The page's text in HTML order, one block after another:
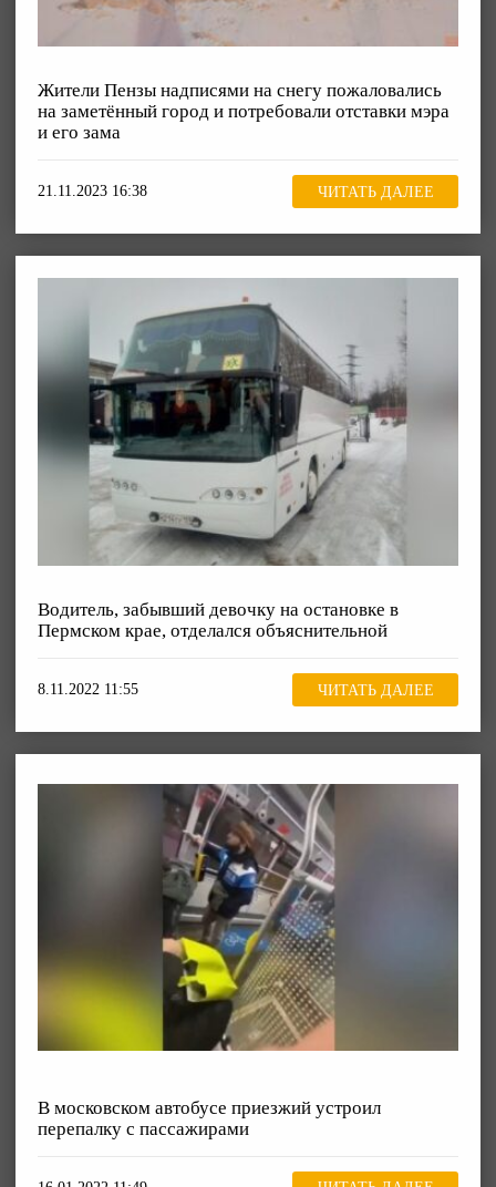
Жители Пензы надписями на снегу пожаловались
на заметённый город и потребовали отставки мэра
и его зама
21.11.2023 16:38 ЧИТАТЬ ДАЛЕЕ
Водитель, забывший девочку на остановке в
Пермском крае, отделался объяснительной
8.11.2022 11:55 ЧИТАТЬ ДАЛЕЕ
В московском автобусе приезжий устроил
перепалку с пассажирами